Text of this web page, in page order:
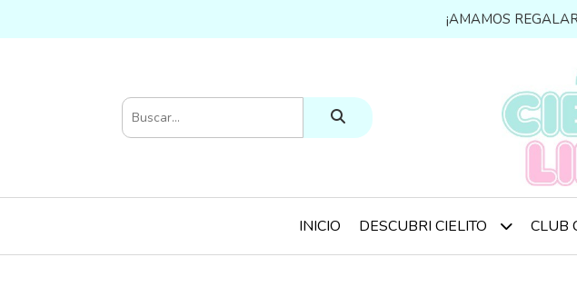
¡AMAMOS
INICIO DESCUBRI CIELITO CLUB